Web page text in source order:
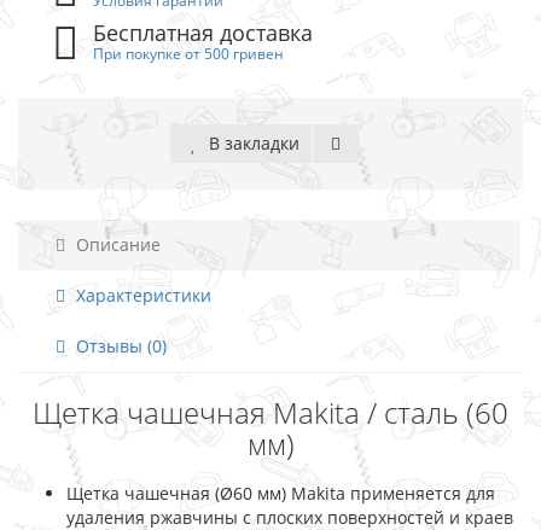
Бесплатная доставка
При покупке от 500 гривен
В закладки
Описание
Характеристики
Отзывы (0)
Щетка чашечная Makita / сталь (60
мм)
Щетка чашечная (Ø60 мм) Makita применяется для
удаления ржавчины с плоских поверхностей и краев